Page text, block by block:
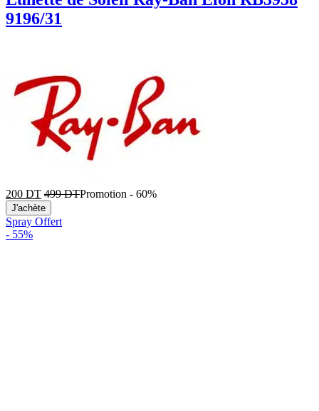
9196/31
200 DT 499DTPromotion - 60%
J'achète
Spray Offert
- 55%